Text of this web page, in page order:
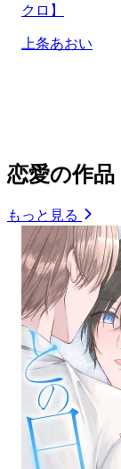
クロ】
上条あおい
恋愛の作品
もっと見る